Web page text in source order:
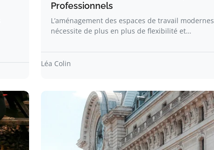
Professionnels
L’aménagement des espaces de travail modernes
nécessite de plus en plus de flexibilité et…
Léa Colin